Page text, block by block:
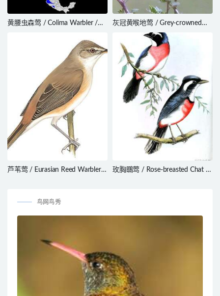
黄腰虫森莺 / Colima Warbler /
灰冠黄喉地莺 / Grey-crowned
Yellowthroat / Geothlypis
poliocephala
芦苇莺 / Eurasian Reed Warbler /
玫胸䳭莺 / Rose-breasted Chat /
鸟网鸟秀